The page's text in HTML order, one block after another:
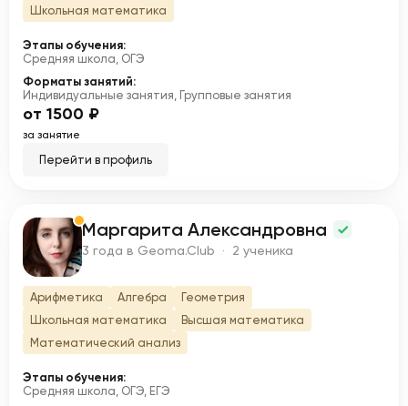
Школьная математика
Этапы обучения:
Средняя школа, ОГЭ
Форматы занятий:
Индивидуальные занятия, Групповые занятия
от 1500 ₽
за занятие
Перейти в профиль
М Маргарита Александровна
3 года в Geoma.Club · 2 ученика
Арифметика Алгебра
Геометрия
Школьная математика
Высшая математика
Математический анализ
Этапы обучения:
Средняя школа, ОГЭ, ЕГЭ